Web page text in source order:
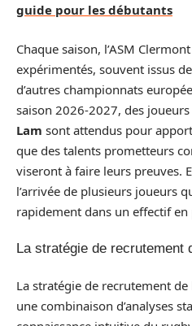
guide pour les débutants
Chaque saison, l’ASM
expérimentés, souvent issus
d’autres championnats
saison 2026-2027, des
Lam sont attendus pour
que des talents prometteurs
viseront à faire leurs preuves.
l’arrivée de plusieurs joueurs
rapidement dans un effectif
La stratégie de recrutement
La stratégie de recrutement de
une combinaison d’analyses